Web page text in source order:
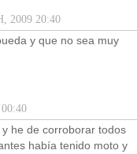
2009 20:40
y que no sea muy
he de corroborar todos
había tenido moto y